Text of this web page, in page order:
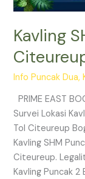
Kavling
Info Puncak Dua,
PRIME EAST
Survei Lokasi
Tol Citeureup
Kavling SHM
Citeureup.
Kavling Puncak